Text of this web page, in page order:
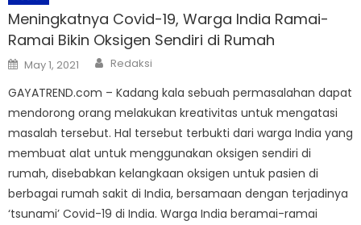
Meningkatnya Covid-19, Warga India Ramai-
Ramai Bikin Oksigen Sendiri di Rumah
Posted
on
May 1, 2021 Author
Redaksi
GAYATREND.com – Kadang kala sebuah permasalahan dapat
mendorong orang melakukan kreativitas untuk mengatasi
masalah tersebut. Hal tersebut terbukti dari warga India yang
membuat alat untuk menggunakan oksigen sendiri di
rumah, disebabkan kelangkaan oksigen untuk pasien di
berbagai rumah sakit di India, bersamaan dengan terjadinya
‘tsunami’ Covid-19 di India. Warga India beramai-ramai